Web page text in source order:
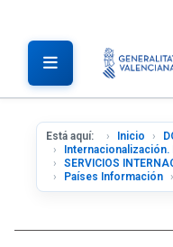
Está aquí: Inicio
SERVICIOS
Países Información